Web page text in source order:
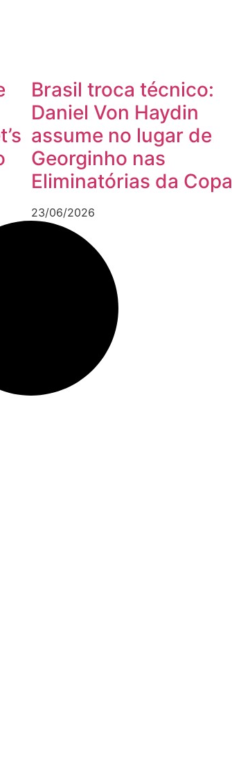
Brasil troca técnico:
Daniel Von Haydin
assume no lugar de
Georginho nas
Eliminatórias da Copa
23/06/2026